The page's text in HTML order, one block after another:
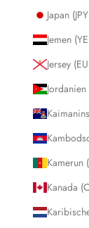
Japan
Jersey
Jordanien
Kamerun
Kanada